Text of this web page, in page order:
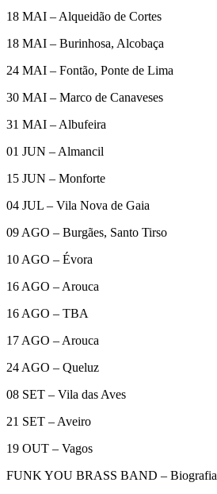
18 MAI – Alqueidão de Cortes
18 MAI – Burinhosa, Alcobaça
24 MAI – Fontão, Ponte de Lima
30 MAI – Marco de Canaveses
31 MAI – Albufeira
01 JUN – Almancil
15 JUN – Monforte
04 JUL – Vila Nova de Gaia
09 AGO – Burgães, Santo Tirso
10 AGO – Évora
16 AGO – Arouca
16 AGO – TBA
17 AGO – Arouca
24 AGO – Queluz
08 SET – Vila das Aves
21 SET – Aveiro
19 OUT – Vagos
FUNK YOU BRASS BAND – Biografia